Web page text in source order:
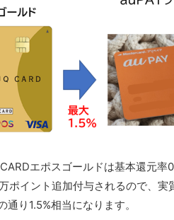
エポスゴールドは基本還元率
ポイント追加付与されるので、実
り1.5%相当になります。